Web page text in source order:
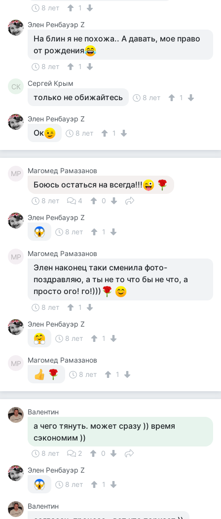
8 лет
1
Элен Ренбауэр Z
На блин я не похожа.. А давать, мое право
от рождения
8 лет 1
СК Сергей Крым
только не обижайтесь 8 лет 1
Элен Ренбауэр Z
Ок 8 лет 1
МР Магомед Рамазанов
Боюсь остаться на всегда!!!
8 лет 4
0
Элен Ренбауэр Z
8 лет
1
МР Магомед Рамазанов
Элен наконец таки сменила фото-
поздравляю, а ты не то что бы не что, а
просто ого! го!)))
8 лет
1
Элен Ренбауэр Z
8 лет
1
МР
Магомед Рамазанов
8 лет
1
Валентин
а чего тянуть. может сразу )) время
сэкономим ))
8 лет 2
0
Элен Ренбауэр Z
8 лет
1
Валентин